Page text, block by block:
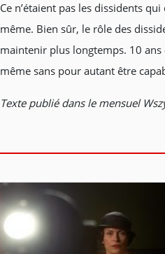
Ce n’étaient pas les dissidents
même. Bien sûr, le rôle des
maintenir plus longtemps. 10
même sans pour autant être
Texte publié dans le mensuel